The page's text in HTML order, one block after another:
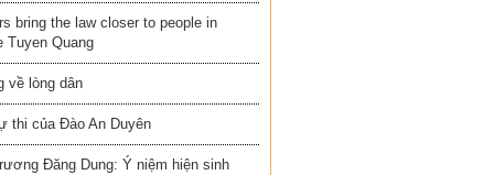
bring the law closer to people in
Tuyen Quang
về lòng dân
thi của Đào An Duyên
Đăng Dung: Ý niệm hiện sinh